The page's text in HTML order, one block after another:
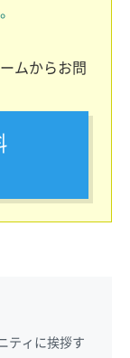
ムからお問
ティに挨拶す